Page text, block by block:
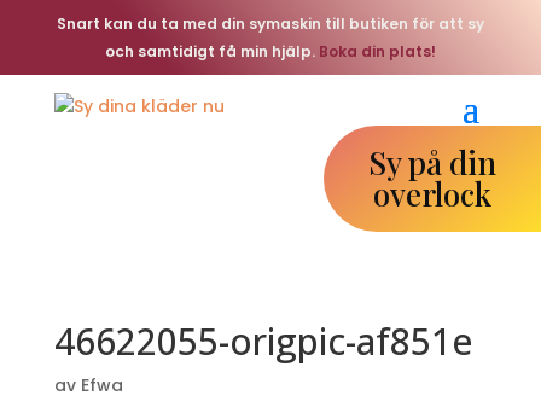
Snart kan du ta med din symaskin till butiken för att sy
och samtidigt få min hjälp. Boka din plats!
Sy på din
overlock
46622055-origpic-af851e
av Efwa